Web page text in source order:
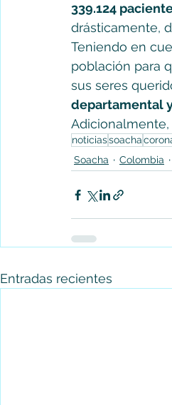
339.124
drásticamente,
Teniendo en
población para
sus seres
departamental
noticiassoacha
Soacha
Colombia
Entradas recientes